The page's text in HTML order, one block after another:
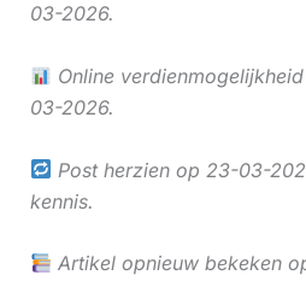
03-2026.
Online
03-2026.
Post herzien op 23-03-
kennis.
Artikel opnieuw bekeken